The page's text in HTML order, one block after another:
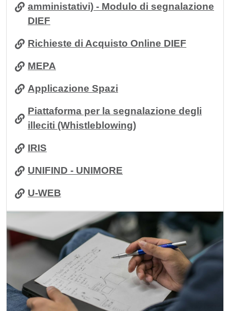
amministativi) - Modulo di segnalazione
DIEF
Richieste di Acquisto Online DIEF
MEPA
Applicazione Spazi
Piattaforma per la segnalazione degli
illeciti (Whistleblowing)
IRIS
UNIFIND - UNIMORE
U-WEB